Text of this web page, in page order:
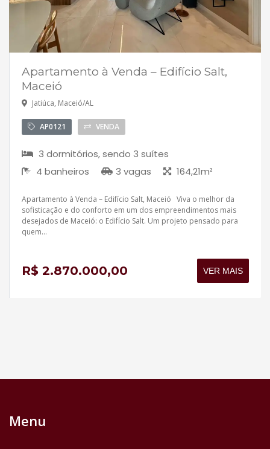
Apartamento à Venda – Edifício Salt,
Maceió
Jatiúca, Maceió/AL
AP0121 VENDA
3 dormitórios, sendo 3 suítes
4 banheiros
3 vagas 164,21m²
Apartamento à Venda – Edifício Salt, Maceió Viva o melhor da
sofisticação e do conforto em um dos empreendimentos mais
desejados de Maceió: o Edifício Salt. Um projeto pensado para
quem...
R$ 2.870.000,00 VER MAIS
Menu